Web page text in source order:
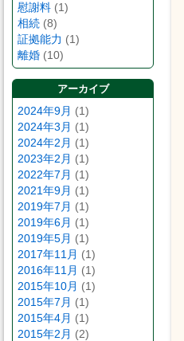
慰謝料 (1)
相続 (8)
証拠能力 (1)
離婚 (10)
アーカイブ
2024年9月 (1)
2024年3月 (1)
2024年2月 (1)
2023年2月 (1)
2022年7月 (1)
2021年9月 (1)
2019年7月 (1)
2019年6月 (1)
2019年5月 (1)
2017年11月 (1)
2016年11月 (1)
2015年10月 (1)
2015年7月 (1)
2015年4月 (1)
2015年2月 (2)